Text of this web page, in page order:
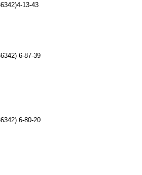
13-43
6-87-39
6-80-20